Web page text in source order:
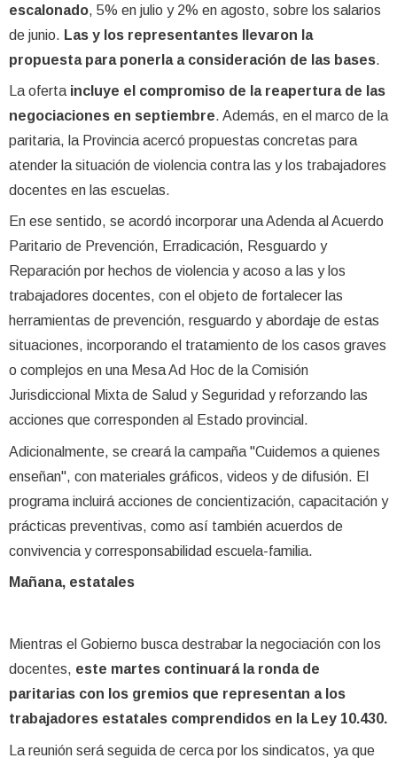
escalonado, 5% en julio y 2% en agosto, sobre los salarios
de junio. Las y los representantes llevaron la
propuesta para ponerla a consideración de las bases.
La oferta incluye el compromiso de la reapertura de las
negociaciones en septiembre. Además, en el marco de la
paritaria, la Provincia acercó propuestas concretas para
atender la situación de violencia contra las y los trabajadores
docentes en las escuelas.
En ese sentido, se acordó incorporar una Adenda al Acuerdo
Paritario de Prevención, Erradicación, Resguardo y
Reparación por hechos de violencia y acoso a las y los
trabajadores docentes, con el objeto de fortalecer las
herramientas de prevención, resguardo y abordaje de estas
situaciones, incorporando el tratamiento de los casos graves
o complejos en una Mesa Ad Hoc de la Comisión
Jurisdiccional Mixta de Salud y Seguridad y reforzando las
acciones que corresponden al Estado provincial.
Adicionalmente, se creará la campaña "Cuidemos a quienes
enseñan", con materiales gráficos, videos y de difusión. El
programa incluirá acciones de concientización, capacitación y
prácticas preventivas, como así también acuerdos de
convivencia y corresponsabilidad escuela-familia.
Mañana, estatales
Mientras el Gobierno busca destrabar la negociación con los
docentes, este martes continuará la ronda de
paritarias con los gremios que representan a los
trabajadores estatales comprendidos en la Ley 10.430.
La reunión será seguida de cerca por los sindicatos, ya que